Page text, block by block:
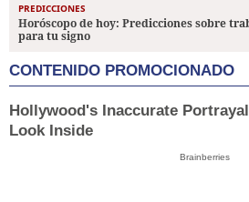
PREDICCIONES
Horóscopo de hoy: Predicciones sobre
para tu signo
CONTENIDO PROMOCIONADO
Hollywood's Inaccurate
Look Inside
Brainberries